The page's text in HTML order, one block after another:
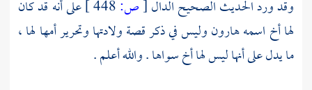
وقد ورد الحديث الصحيح الدال[ص:
على أنه قد كان
لها أخ اسمههارونوليس في ذكر قصة ولادتها وتحرير أمها لها ،
ما يدل على أنها ليس لها أخ سواها . والله أعلم .